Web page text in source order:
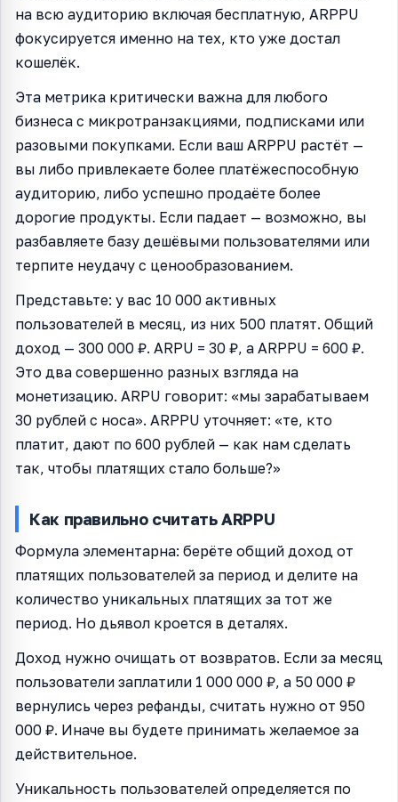
на всю аудиторию включая бесплатную, ARPPU
фокусируется именно на тех, кто уже достал
кошелёк.
Эта метрика критически важна для любого
бизнеса с микротранзакциями, подписками или
разовыми покупками. Если ваш ARPPU растёт —
вы либо привлекаете более платёжеспособную
аудиторию, либо успешно продаёте более
дорогие продукты. Если падает — возможно, вы
разбавляете базу дешёвыми пользователями или
терпите неудачу с ценообразованием.
Представьте: у вас 10 000 активных
пользователей в месяц, из них 500 платят. Общий
доход — 300 000 ₽. ARPU = 30 ₽, а ARPPU = 600 ₽.
Это два совершенно разных взгляда на
монетизацию. ARPU говорит: «мы зарабатываем
30 рублей с носа». ARPPU уточняет: «те, кто
платит, дают по 600 рублей — как нам сделать
так, чтобы платящих стало больше?»
Как правильно считать ARPPU
Формула элементарна: берёте общий доход от
платящих пользователей за период и делите на
количество уникальных платящих за тот же
период. Но дьявол кроется в деталях.
Доход нужно очищать от возвратов. Если за месяц
пользователи заплатили 1 000 000 ₽, а 50 000 ₽
вернулись через рефанды, считать нужно от 950
000 ₽. Иначе вы будете принимать желаемое за
действительное.
Уникальность пользователей определяется по